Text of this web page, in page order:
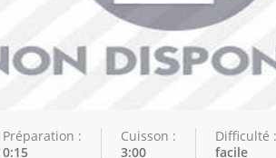
Préparation :
0:15
Cuisson :
3:00
Difficulté :
facile